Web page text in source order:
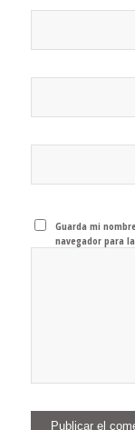
Guarda mi
navegador para